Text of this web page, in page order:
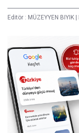
Editör : MÜZEYYEN BIYIK